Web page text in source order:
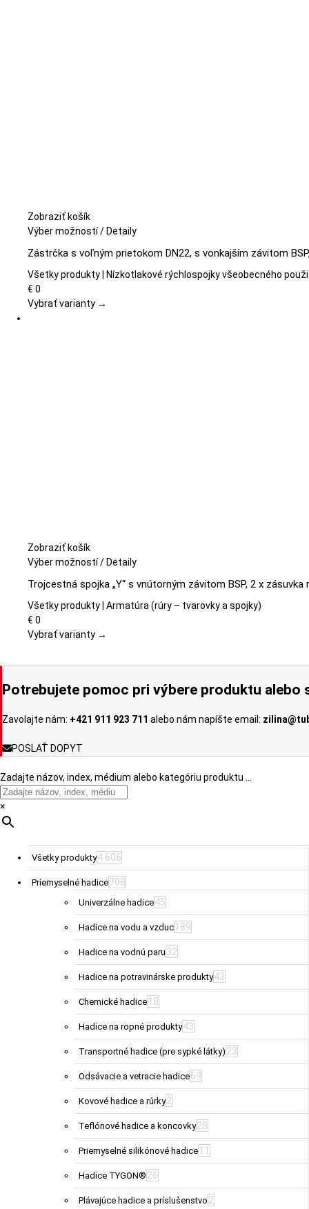
Zobraziť košík
Výber možností Tento
má
viacero
Možnosti
/Detaily
Zástrčka s voľným prietokom DN22, s vonkajším závitom
Všetky produkty | Nízkotlakové rýchlospojky všeobecného
€ 0
Vybrať varianty →
Zobraziť košík
Výber možnostíTento
má
viacero
Možnosti
môžete
na
produktu.
/Detaily
Trojcestná spojka „Y“ s vnútorným závitom BSP, 2 x
Všetky produkty | Armatúra (rúry – tvarovky a spojky)
€ 0
Vybrať varianty →
Potrebujete pomoc pri výbere produktu alebo
Zavolajte nám: +421 911 923 711 alebo nám napíšte email:
POSLAŤ DOPYT
Zadajte názov, index, médium alebo kategóriu produktu …
×
Všetky produkty4 606
Priemyselné hadice708
Univerzálne hadice45
Hadice na vodu a vzduc 189
Hadice na vodnú paru 32
Hadice na potravinárske produkty43
Chemické hadice 18
Hadice na ropné produkty43
Transportné hadice (pre sypké látky) 23
Odsávacie a vetracie hadice69
Kovové hadice a rúrky2
Teflónové hadice a koncovky28
Priemyselné silikónové hadice 11
Hadice TYGON® 26
Plávajúce hadice a príslušenstvo 2